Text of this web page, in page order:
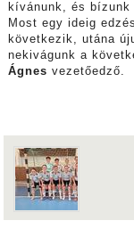
kívánunk, és bízunk
Most egy ideig
következik, utána
nekivágunk a
Ágnes vezetőedző.